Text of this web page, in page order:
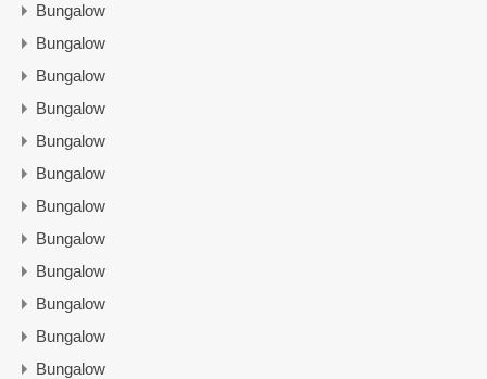
Bungalow
Bungalow
Bungalow
Bungalow
Bungalow
Bungalow
Bungalow
Bungalow
Bungalow
Bungalow
Bungalow
Bungalow